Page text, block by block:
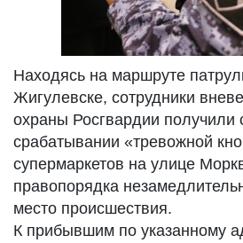
Находясь на маршруте
Жигулевске, сотрудники
охраны Росгвардии получили
срабатывании «тревожной
супермаркетов на улице
правопорядка
место происшествия.
К прибывшим по указанному